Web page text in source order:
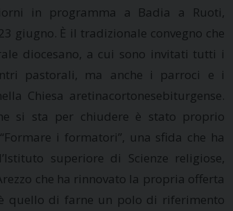
in programma a Badia a Ruoti,
giugno. È il tradizionale convegno che
diocesano, a cui sono invitati tutti i
pastorali, ma anche i parroci e i
Chiesa aretinacortonesebiturgense.
si sta per chiudere è stato proprio
i formatori”, una sfida che ha
superiore di Scienze religiose,
che ha rinnovato la propria offerta
quello di farne un polo di riferimento